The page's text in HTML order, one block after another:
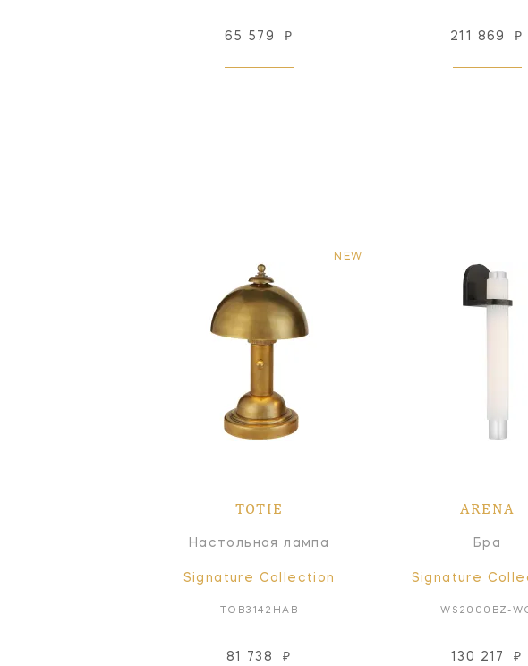
65 579 ₽ 211 869 ₽
NEW
TOTIE
Настольная лампа
Signature Collection
TOB3142HAB
81 738 ₽
ARENA
Бра
Signature
WS2000BZ-
130 217 ₽